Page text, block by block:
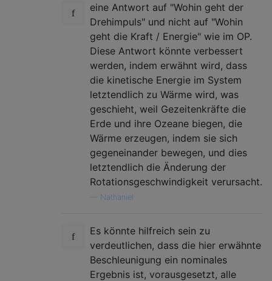
eine Antwort auf "Wohin geht der
Drehimpuls" und nicht auf "Wohin
geht die Kraft / Energie" wie im OP.
Diese Antwort könnte verbessert
werden, indem erwähnt wird, dass
die kinetische Energie im System
letztendlich zu Wärme wird, was
geschieht, weil Gezeitenkräfte die
Erde und ihre Ozeane biegen, die
Wärme erzeugen, indem sie sich
gegeneinander bewegen, und dies
letztendlich die Änderung der
Rotationsgeschwindigkeit verursacht.
Nathaniel
Es könnte hilfreich sein zu
verdeutlichen, dass die hier erwähnte
Beschleunigung ein nominales
Ergebnis ist, vorausgesetzt, alle